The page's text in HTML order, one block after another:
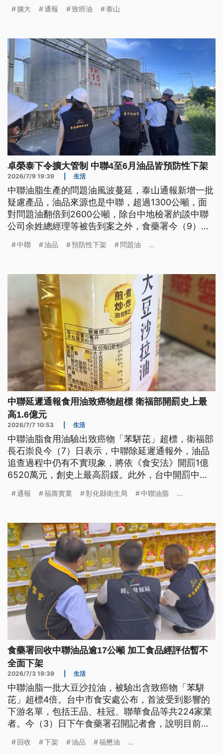
今仔日(初九)會同彰化縣衛生局去到泰山現場稽查。
架，協調下游廠商、辦理消費者退貨，另外，也愛衛
福部啟動食安法修法
擴大 通報 致癌油 泰山
卓榮泰下令擴大管制 中聯4至6月油品皆預防性下架
2026/7/9 19:39 生活
中聯油脂生產的問題油風波蔓延，泰山通報新增一批
疑慮產品，油品來源也是中聯，超過1300公噸，面
對問題油翻倍到2600公噸，除台中地檢署約談中聯
公司余姓總經理等被告到案之外，食藥署今（9）日
榮泰下令，針對中聯4月到6月的油品擴大下架，也要
中聯 油品 預防性下架 問題油 ...
中聯延遲通報食用油致癌物超標 衛福部開罰史上最
高1.6億元
2026/7/7 10:53 生活
中聯油脂食用油驗出致癌物「苯駢芘」超標，衛福部
長石崇良今（7）日表示，中聯除延遲通報外，油品
追查過程中仍有不實現象，將依《食安法》開罰1億
6520萬元，創史上最高罰鍰。此外，台中開罰中
泰山、南僑600萬及300萬元。
通報 福壽實業 彰化縣衛生局 中聯油脂 ...
食藥署回收中聯油品逾17公噸 加工食品經評估暫不
全面下架
2026/7/3 19:39 生活
中聯油脂一批大豆沙拉油，被驗出含致癌物「苯駢
芘」超標4倍。台中市食安處公布，首波受到影響的
下游名單，包括王品、桂冠、聯華食品等共224家業
者。今（3）日下午食藥署召開記者會，說明目前通
在地方政府衛生單位。另外，本案僅針對問題油品及
回收 下架 油品 福懋油 ...